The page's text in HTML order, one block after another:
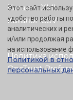
Каталог XML
Каталог CSV
Политика
OneTrust
Этот сайт
удобство работы
аналитических и
и/или продолжая
на использование
Политикой в
персональных